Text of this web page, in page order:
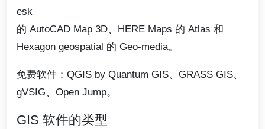
esk
的 AutoCAD Map 3D、HERE Maps 的 Atlas 和
Hexagon geospatial 的 Geo-media。
免费软件：QGIS by Quantum GIS、GRASS GIS、
gVSIG、Open Jump。
GIS 软件的类型